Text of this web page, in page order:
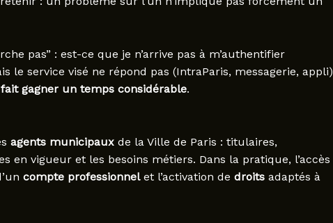
pas” : est-ce que je n’arrive pas à m’authentifier
le service visé ne répond pas (IntraParis, messagerie, appli)
gagner un temps considérable.
agents municipauxde la Ville de Paris : titulaires,
en vigueur et les besoins métiers. Dans la pratique, l’accès
compte professionnelet l’activation de droitsadaptés à